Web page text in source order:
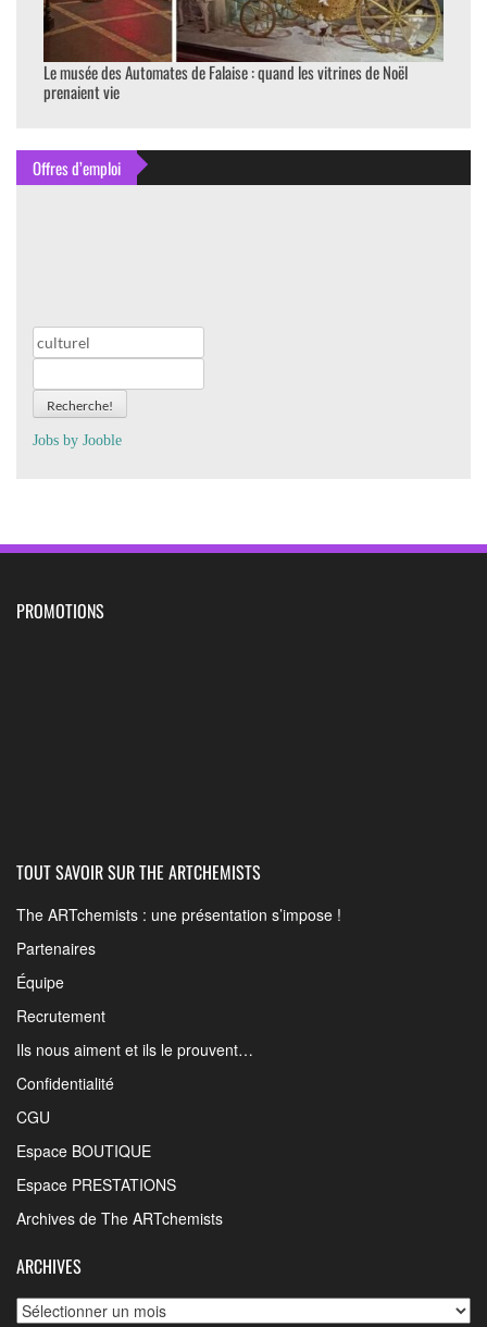
Le musée des Automates de Falaise : quand les vitrines de Noël
prenaient vie
Offres d’emploi
Recherche!
Jobs by Jooble
PROMOTIONS
TOUT SAVOIR SUR THE ARTCHEMISTS
The ARTchemists : une présentation s’impose !
Partenaires
Équipe
Recrutement
Ils nous aiment et ils le prouvent…
Confidentialité
CGU
Espace BOUTIQUE
Espace PRESTATIONS
Archives de The ARTchemists
ARCHIVES
Archives